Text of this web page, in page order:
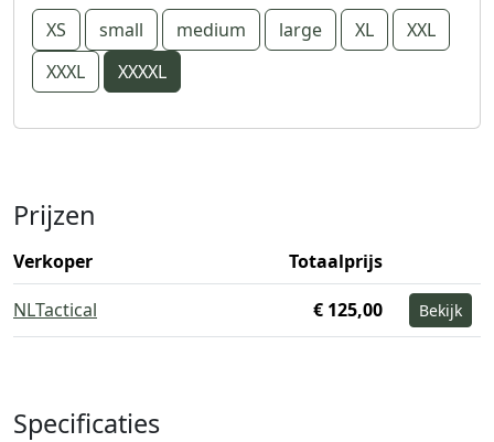
XS small medium large XL
XXL
XXXL
XXXXL
Prijzen
Verkoper
Totaalprijs
NLTactical
€ 125,00 Bekijk
Specificaties